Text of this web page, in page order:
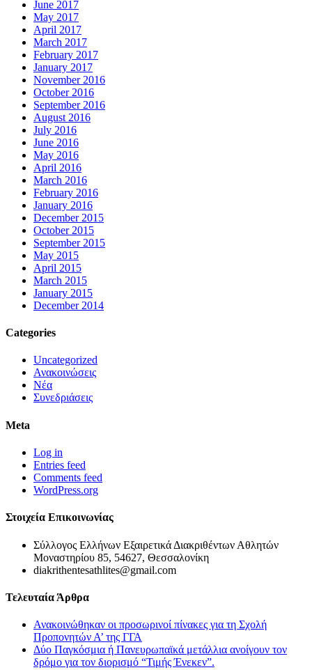
June 2017
May 2017
April 2017
March 2017
February 2017
January 2017
November 2016
October 2016
September 2016
August 2016
July 2016
June 2016
May 2016
April 2016
March 2016
February 2016
January 2016
December 2015
October 2015
September 2015
May 2015
April 2015
March 2015
January 2015
December 2014
Categories
Uncategorized
Ανακοινώσεις
Νέα
Συνεδριάσεις
Meta
Log in
Entries feed
Comments feed
WordPress.org
Στοιχεία Επικοινωνίας
Σύλλογος Ελλήνων Εξαιρετικά Διακριθέντων Αθλητών
Μοναστηρίου 85, 54627, Θεσσαλονίκη
diakrithentesathlites@gmail.com
Τελευταία Άρθρα
Ανακοινώθηκαν οι προσωρινοί πίνακες για τη Σχολή
Προπονητών Α’ της ΓΓΑ
Δύο Παγκόσμια ή Πανευρωπαϊκά μετάλλια ανοίγουν τον
δρόμο για τον διορισμό “Τιμής Ένεκεν”.